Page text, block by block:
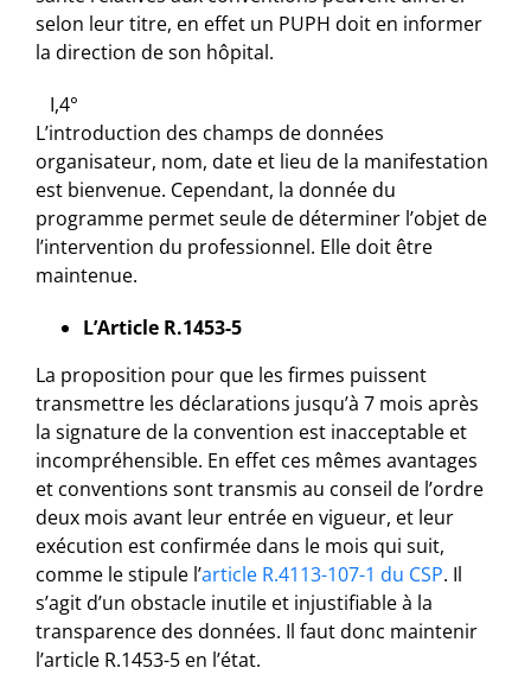
selon leur titre, en effet un PUPH doit en informer
la direction de son hôpital.
I,4°
L’introduction des champs de données
organisateur, nom, date et lieu de la manifestation
est bienvenue. Cependant, la donnée du
programme permet seule de déterminer l’objet de
l’intervention du professionnel. Elle doit être
maintenue.
L’Article R.1453-5
La proposition pour que les firmes puissent
transmettre les déclarations jusqu’à 7 mois après
la signature de la convention est inacceptable et
incompréhensible. En effet ces mêmes avantages
et conventions sont transmis au conseil de l’ordre
deux mois avant leur entrée en vigueur, et leur
exécution est confirmée dans le mois qui suit,
comme le stipule l’article R.4113-107-1 du CSP. Il
s’agit d’un obstacle inutile et injustifiable à la
transparence des données. Il faut donc maintenir
l’article R.1453-5 en l’état.